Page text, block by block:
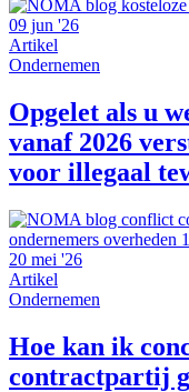
09 jun '26
Artikel
Ondernemen
Opgelet als u
vanaf 2026
voor illegaal
20 mei '26
Artikel
Ondernemen
Hoe kan ik
contractpartij